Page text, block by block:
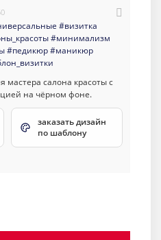
#визитка
#минимализм
#педикюр#маникюр
заказать дизайн
по шаблону